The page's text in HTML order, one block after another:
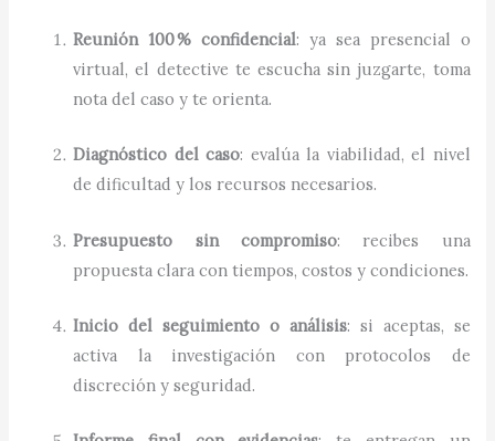
Reunión 100 % confidencial: ya sea presencial o
virtual, el detective te escucha sin juzgarte, toma
nota del caso y te orienta.
Diagnóstico del caso: evalúa la viabilidad, el nivel
de dificultad y los recursos necesarios.
Presupuesto sin compromiso: recibes una
propuesta clara con tiempos, costos y condiciones.
Inicio del seguimiento o análisis: si aceptas, se
activa la investigación con protocolos de
discreción y seguridad.